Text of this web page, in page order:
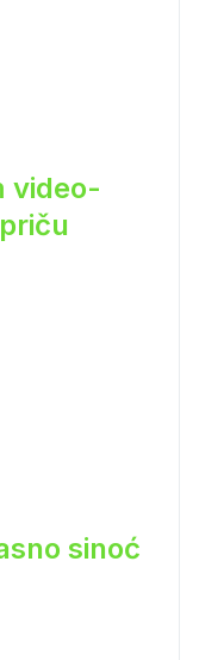
video-
sinoć